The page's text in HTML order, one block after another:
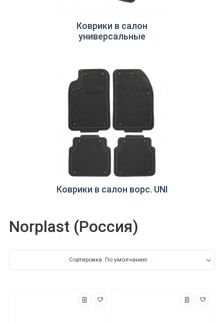
Коврики в салон
универсальные
Коврики в салон ворс. UNI
Norplast (Россия)
Сортировка: По умолчанию